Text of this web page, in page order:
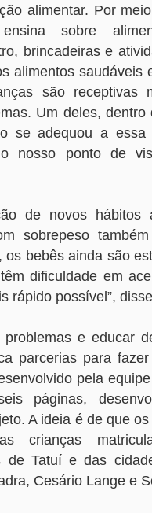
alimentar. Por
sobre
brincadeiras e
alimentos saudáveis
são receptivas
Um deles, dentro
se adequou a essa
nosso ponto de
de novos hábitos
sobrepeso
os bebês ainda são
têm dificuldade em
rápido possível”,
e educar
parcerias para
pela
páginas,
A ideia é de que
crianças
de Tatuí e das
Cesário Lange e